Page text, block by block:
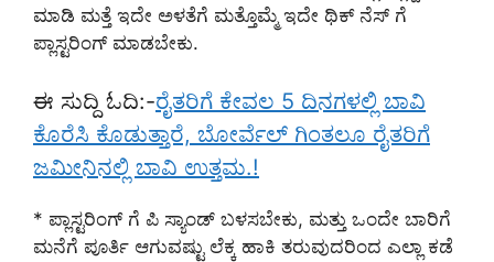
ಮಾಡಿ ಮತ್ತೆ ಇದೇ ಅಳತೆಗೆ ಮತ್ತೊಮ್ಮೆ ಇದೇ ಥಿಕ್ ನೆಸ್ ಗೆ
ಪ್ಲಾಸ್ಟರಿಂಗ್ ಮಾಡಬೇಕು.
ಈ ಸುದ್ದಿ ಓದಿ:-ರೈತರಿಗೆ ಕೇವಲ 5 ದಿನಗಳಲ್ಲಿ ಬಾವಿ
ಕೊರೆಸಿ ಕೊಡುತ್ತಾರೆ, ಬೋರ್ವೆಲ್ ಗಿಂತಲೂ ರೈತರಿಗೆ
ಜಮೀನಿನಲ್ಲಿ ಬಾವಿ ಉತ್ತಮ.!
* ಪ್ಲಾಸ್ಟರಿಂಗ್ ಗೆ ಪಿ ಸ್ಯಾಂಡ್ ಬಳಸಬೇಕು, ಮತ್ತು ಒಂದೇ ಬಾರಿಗೆ
ಮನೆಗೆ ಪೂರ್ತಿ ಆಗುವಷ್ಟು ಲೆಕ್ಕ ಹಾಕಿ ತರುವುದರಿಂದ ಎಲ್ಲಾ ಕಡೆ